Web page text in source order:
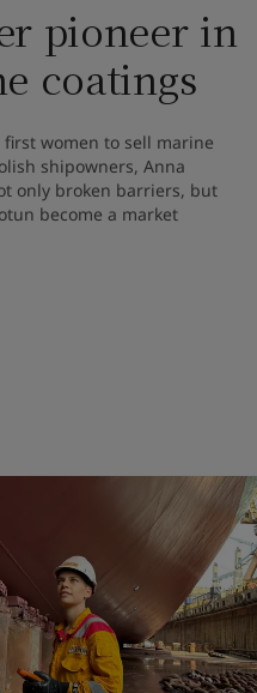
pioneer in
coatings
first women to sell marine
shipowners, Anna
only broken barriers, but
become a market